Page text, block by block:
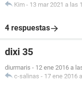
Kim - 13 mar 2021 a las
4 respuestas
dixi 35
diurmaris - 12 ene 2016 a
c-salinas - 17 ene 2016